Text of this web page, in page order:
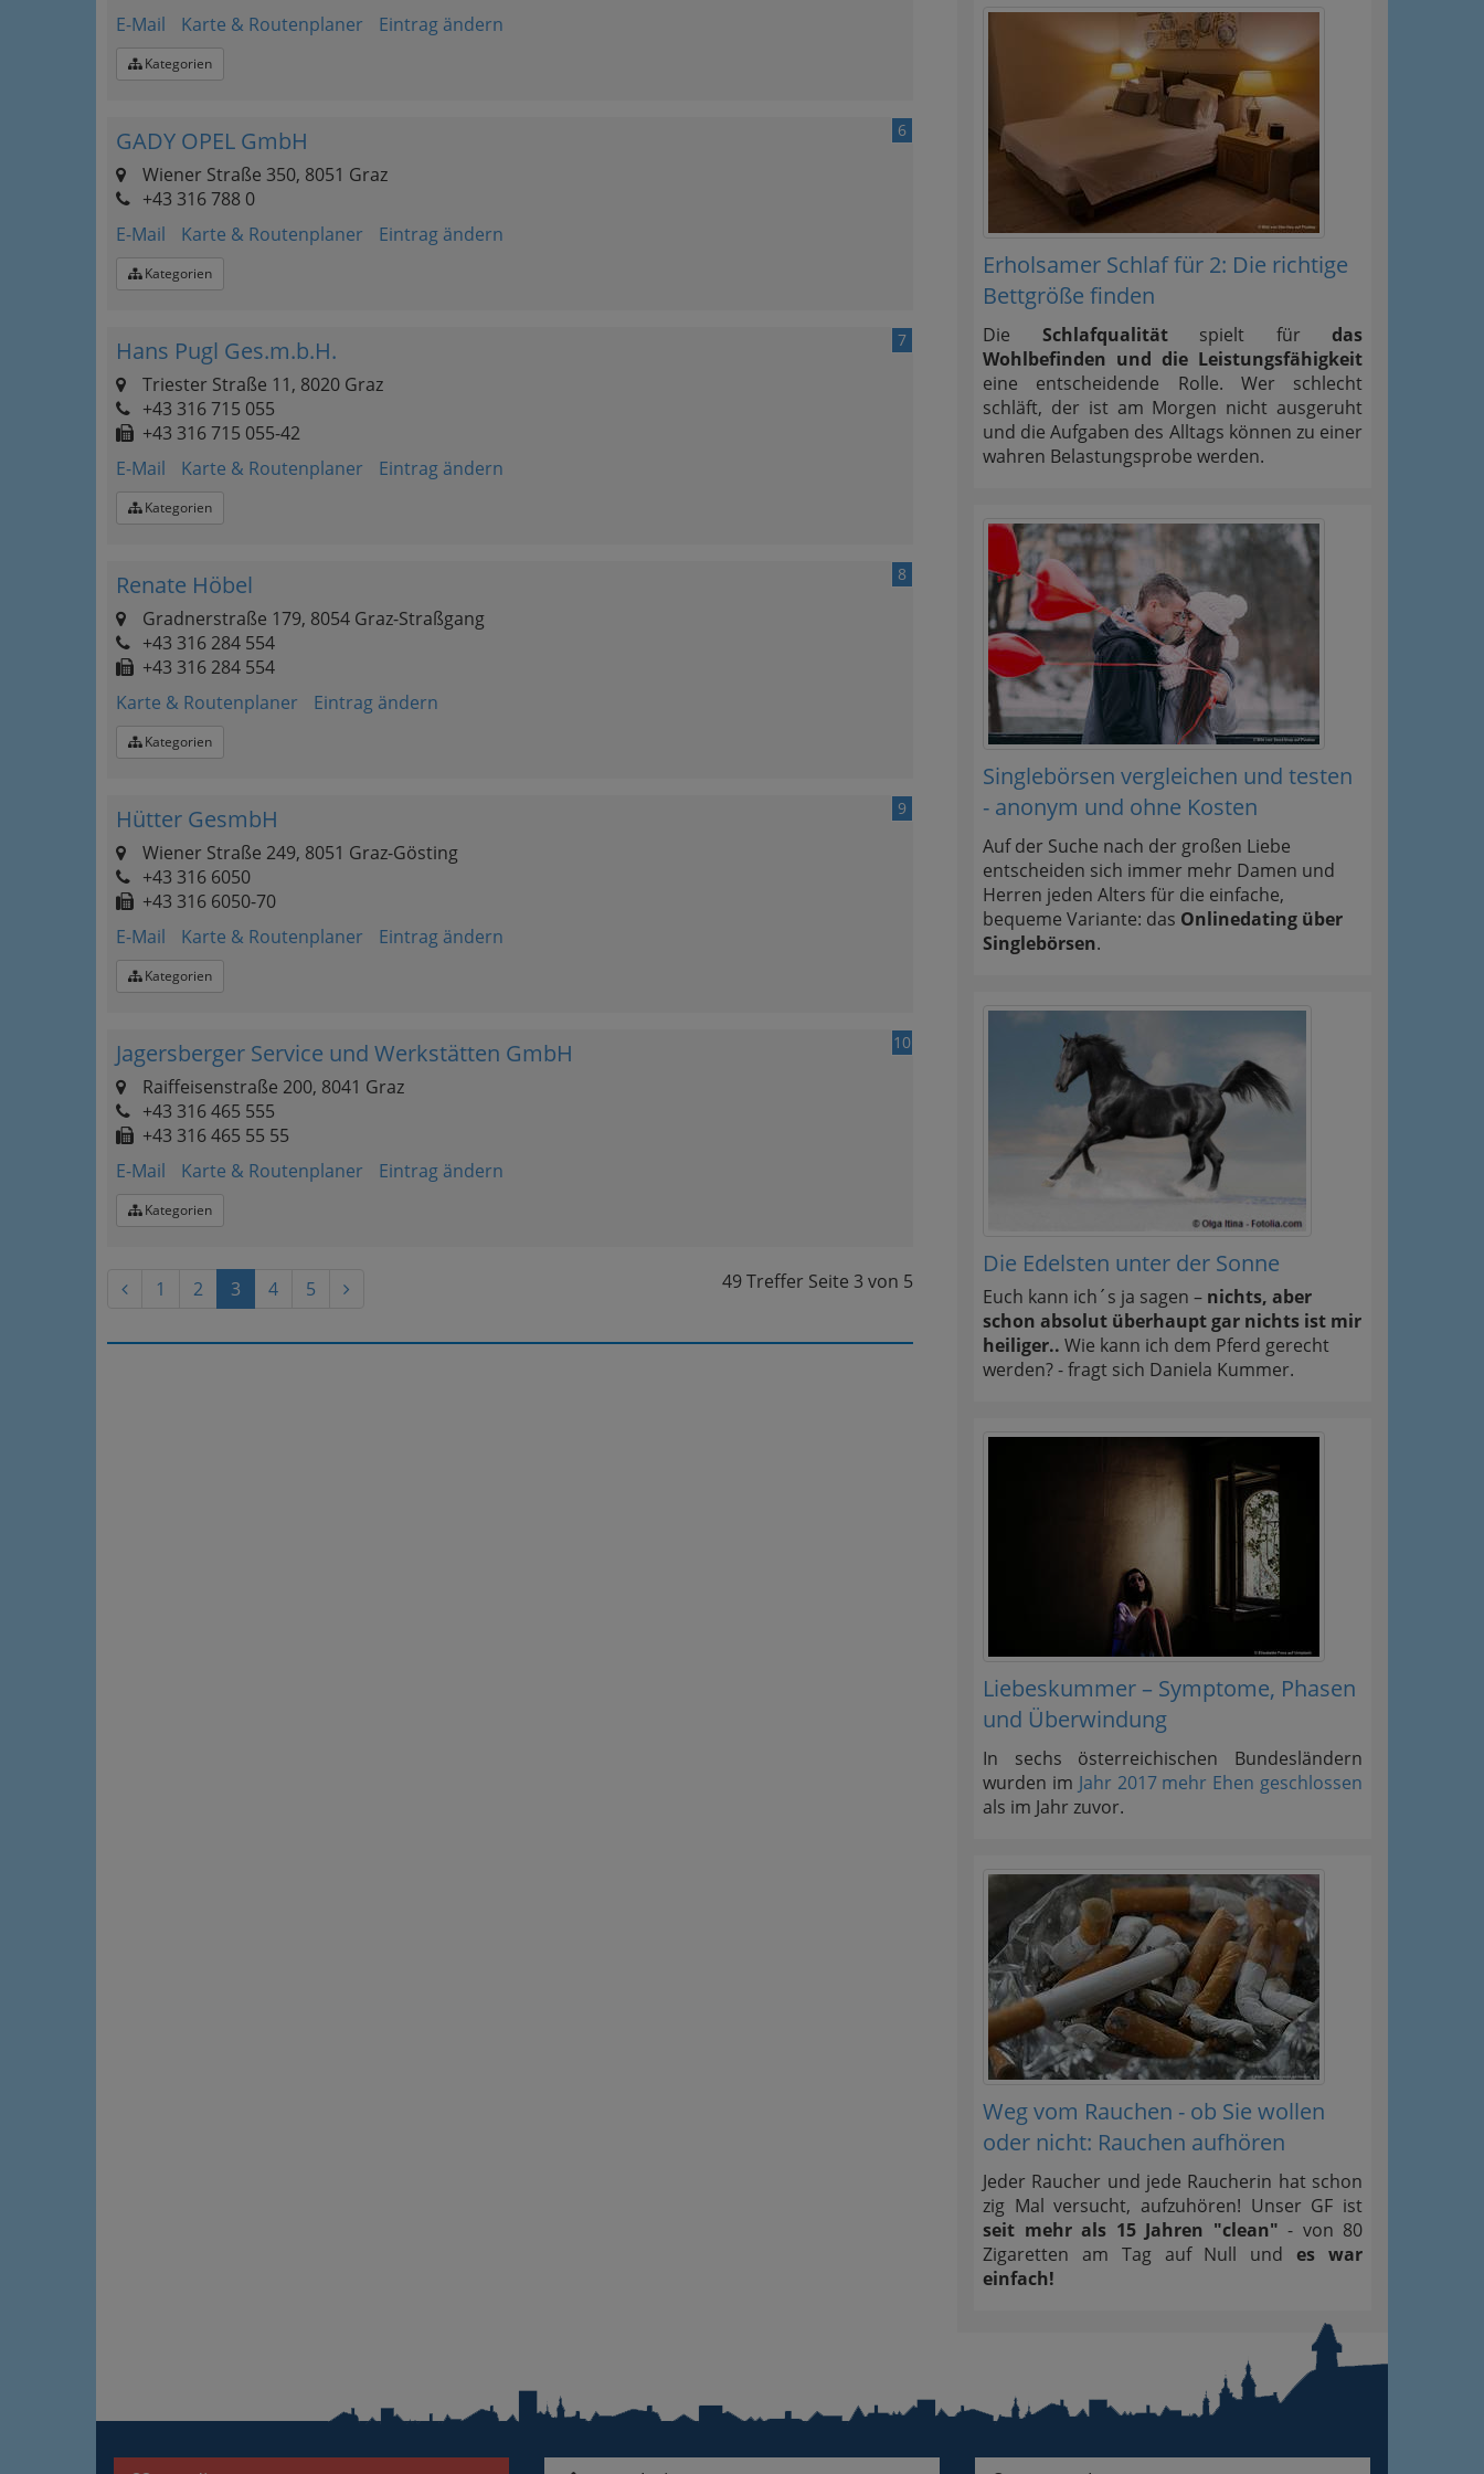
E-Mail
Karte & Routenplaner Eintrag ändern
Kategorien
6
GADY OPEL GmbH
Wiener Straße 350, 8051 Graz
+43 316 788 0
E-Mail
Karte & Routenplaner Eintrag ändern
Kategorien
7
Hans Pugl Ges.m.b.H.
Triester Straße 11, 8020 Graz
+43 316 715 055
+43 316 715 055-42
E-Mail
Karte & Routenplaner Eintrag ändern
Kategorien
8
Renate Höbel
Gradnerstraße 179, 8054 Graz-Straßgang
+43 316 284 554
+43 316 284 554
Karte & Routenplaner
Eintrag ändern
Kategorien
9
Hütter GesmbH
Wiener Straße 249, 8051 Graz-Gösting
+43 316 6050
+43 316 6050-70
E-Mail
Karte & Routenplaner Eintrag ändern
Kategorien
10
Jagersberger Service und Werkstätten GmbH
Raiffeisenstraße 200, 8041 Graz
+43 316 465 555
+43 316 465 55 55
E-Mail
Karte & Routenplaner Eintrag ändern
Kategorien
49 Treffer Seite 3 von 5
1 2 3 4 5
Erholsamer Schlaf für 2: Die richtige
Bettgröße finden
Die Schlafqualitätspielt für das
Wohlbefinden und die Leistungsfähigkeit
eine entscheidende Rolle. Wer schlecht
schläft, der ist am Morgen nicht ausgeruht
und die Aufgaben des Alltags können zu einer
wahren Belastungsprobe werden.
Singlebörsen vergleichen und testen
- anonym und ohne Kosten
Auf der Suche nach der großen Liebe
entscheiden sich immer mehr Damen und
Herren jeden Alters für die einfache,
bequeme Variante: das Onlinedating über
Singlebörsen.
Die Edelsten unter der Sonne
Euch kann ich´s ja sagen – nichts, aber
schon absolut überhaupt gar nichts ist mir
heiliger.. Wie kann ich dem Pferd gerecht
werden? - fragt sich Daniela Kummer.
Liebeskummer – Symptome, Phasen
und Überwindung
In sechs österreichischen Bundesländern
wurden im Jahr 2017 mehr Ehen geschlossen
als im Jahr zuvor.
Weg vom Rauchen - ob Sie wollen
oder nicht: Rauchen aufhören
Jeder Raucher und jede Raucherin hat schon
zig Mal versucht, aufzuhören! Unser GF ist
seit mehr als 15 Jahren "clean" - von 80
Zigaretten am Tag auf Null undes war
einfach!